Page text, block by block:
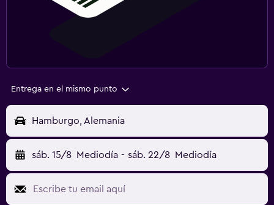
Entrega en el mismo punto
Hamburgo, Alemania
sáb. 15/8 Mediodía - sáb. 22/8 Mediodía